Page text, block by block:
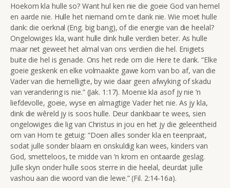
Hoekom kla hulle so? Want hul ken nie die goeie God van hemel
en aarde nie. Hulle het niemand om te dank nie. Wie moet hulle
dank: die oerknal (Eng. big bang), of die energie van die heelal?
Ongelowiges kla, want hulle dink hulle verdien beter. As hulle
maar net geweet het almal van ons verdien die hel. Enigiets
buite die hel is genade. Ons het rede om die Here te dank. “Elke
goeie geskenk en elke volmaakte gawe kom van bo af, van die
Vader van die hemelligte, by wie daar geen afwyking of skadu
van verandering is nie.” (Jak. 1:17). Moenie kla asof jy nie ’n
liefdevolle, goeie, wyse en almagtige Vader het nie. As jy kla,
dink die wêreld jy is soos hulle. Deur dankbaar te wees, sien
ongelowiges die lig van Christus in jou en het jy die geleentheid
om van Hom te getuig: “Doen alles sonder kla en teenpraat,
sodat julle sonder blaam en onskuldig kan wees, kinders van
God, smetteloos, te midde van ’n krom en ontaarde geslag.
Julle skyn onder hulle soos sterre in die heelal, deurdat julle
vashou aan die woord van die lewe.” (Fil. 2:14-16a).